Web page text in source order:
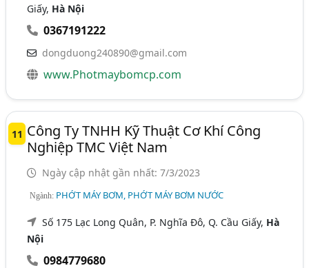
Giấy, Hà Nội
0367191222
dongduong240890@gmail.com
www.Photmaybomcp.com
11 Công Ty TNHH Kỹ Thuật Cơ Khí Công
Nghiệp TMC Việt Nam
Ngày cập nhật gần nhất: 7/3/2023
Ngành: PHỚT MÁY BƠM, PHỚT MÁY BƠM NƯỚC
Số 175 Lạc Long Quân, P. Nghĩa Đô, Q. Cầu Giấy, Hà
Nội
0984779680